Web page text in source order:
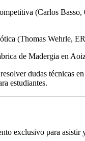
(Carlos
(Thomas Wehrle,
de Madergia en
dudas técnicas
estudiantes.
exclusivo para